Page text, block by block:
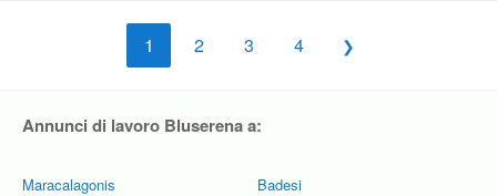
1 2 3 4
Annunci di lavoro Bluserena a:
Maracalagonis Badesi